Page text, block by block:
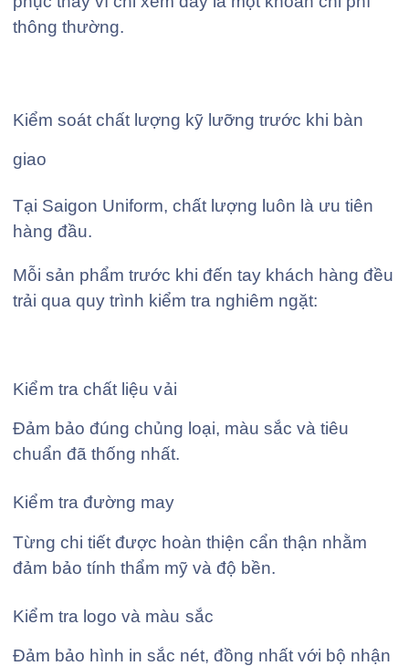
thông thường.
Kiểm soát chất lượng kỹ lưỡng trước khi bàn
giao
Tại Saigon Uniform, chất lượng luôn là ưu tiên
hàng đầu.
Mỗi sản phẩm trước khi đến tay khách hàng đều
trải qua quy trình kiểm tra nghiêm ngặt:
Kiểm tra chất liệu vải
Đảm bảo đúng chủng loại, màu sắc và tiêu
chuẩn đã thống nhất.
Kiểm tra đường may
Từng chi tiết được hoàn thiện cẩn thận nhằm
đảm bảo tính thẩm mỹ và độ bền.
Kiểm tra logo và màu sắc
Đảm bảo hình in sắc nét, đồng nhất với bộ nhận